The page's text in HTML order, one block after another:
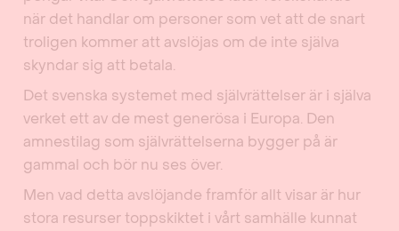
när det handlar om personer som vet att de snart
troligen kommer att avslöjas om de inte själva
skyndar sig att betala.
Det svenska systemet med självrättelser är i själva
verket ett av de mest generösa i Europa. Den
amnestilag som självrättelserna bygger på är
gammal och bör nu ses över.
Men vad detta avslöjande framför allt visar är hur
stora resurser toppskiktet i vårt samhälle kunnat